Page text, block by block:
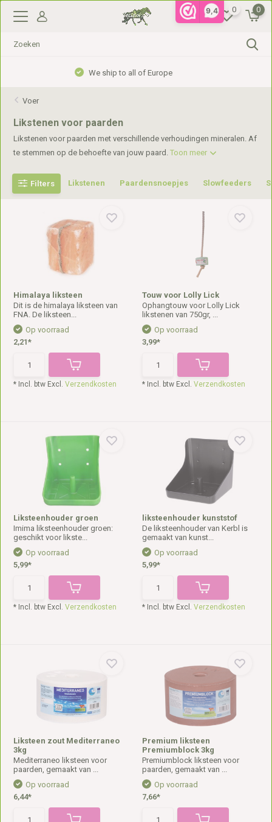
9,4 0 0
Gratis verzending vanaf €99,- in NL, €110,- in BE
Voer
Likstenen voor paarden
Likstenen voor paarden met verschillende verhoudingen mineralen. Af
te stemmen op de behoefte van jouw paard.Toon meer
Filters Likstenen Paardensnoepjes Slowfeeders
Himalaya liksteen
Dit is de himalaya liksteen van
FNA. De liksteen...
Op voorraad
2,21*
* Incl. btw Excl.Verzendkosten
Touw voor Lolly Lick
Ophangtouw voor Lolly Lick
likstenen van 750gr, ...
Op voorraad
3,99*
* Incl. btw Excl. Verzendkosten
Liksteenhouder groen
Imima liksteenhouder groen:
geschikt voor likste...
Op voorraad
5,99*
* Incl. btw Excl.Verzendkosten
liksteenhouder kunststof
De liksteenhouder van Kerbl is
gemaakt van kunst...
Op voorraad
5,99*
* Incl. btw Excl. Verzendkosten
Liksteen zout Mediterraneo
3kg
Mediterraneo liksteen voor
paarden, gemaakt van ...
Op voorraad
6,44*
Premium liksteen
Premiumblock 3kg
Premiumblock liksteen voor
paarden, gemaakt van ...
Op voorraad
7,66*